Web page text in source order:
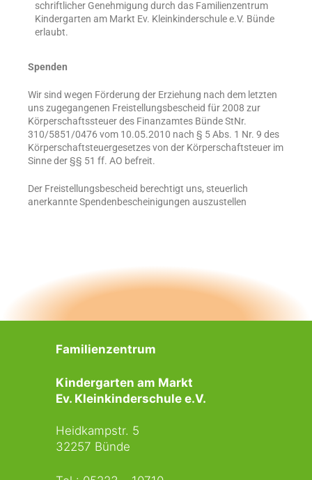
schriftlicher Genehmigung durch das Familienzentrum
Kindergarten am Markt Ev. Kleinkinderschule e.V. Bünde
erlaubt.
Spenden
Wir sind wegen Förderung der Erziehung nach dem letzten
uns zugegangenen Freistellungsbescheid für 2008 zur
Körperschaftssteuer des Finanzamtes Bünde StNr.
310/5851/0476 vom 10.05.2010 nach § 5 Abs. 1 Nr. 9 des
Körperschaftsteuergesetzes von der Körperschaftsteuer im
Sinne der §§ 51 ff. AO befreit.
Der Freistellungsbescheid berechtigt uns, steuerlich
anerkannte Spendenbescheinigungen auszustellen
Familienzentrum
Kindergarten am Markt
Ev. Kleinkinderschule e.V.
Heidkampstr. 5
32257 Bünde